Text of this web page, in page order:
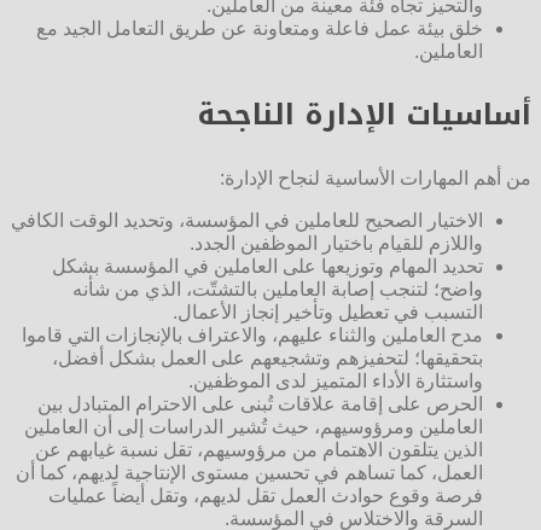
والتحيز تجاه فئة معينة من العاملين.
خلق بيئة عمل فاعلة ومتعاونة عن طريق التعامل الجيد مع
العاملين.
أساسيات الإدارة الناجحة
من أهم المهارات الأساسية لنجاح الإدارة:
الاختيار الصحيح للعاملين في المؤسسة، وتحديد الوقت الكافي
واللازم للقيام باختيار الموظفين الجدد.
تحديد المهام وتوزيعها على العاملين في المؤسسة بشكل
واضح؛ لتنجب إصابة العاملين بالتشتّت، الذي من شأنه
التسبب في تعطيل وتأخير إنجاز الأعمال.
مدح العاملين والثناء عليهم، والاعتراف بالإنجازات التي قاموا
بتحقيقها؛ لتحفيزهم وتشجيعهم على العمل بشكل أفضل،
واستثارة الأداء المتميز لدى الموظفين.
الحرص على إقامة علاقات تُبنى على الاحترام المتبادل بين
العاملين ومرؤوسيهم، حيث تُشير الدراسات إلى أن العاملين
الذين يتلقون الاهتمام من مرؤوسيهم، تقل نسبة غيابهم عن
العمل، كما تساهم في تحسين مستوى الإنتاجية لديهم، كما أن
فرصة وقوع حوادث العمل تقل لديهم، وتقل أيضاً عمليات
السرقة والاختلاس في المؤسسة.